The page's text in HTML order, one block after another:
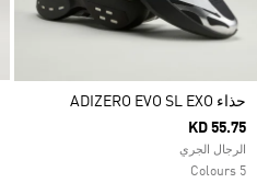
حذاء ADIZERO EVO SL EXO
KD 55.75
الرجال الجري
5 Colours